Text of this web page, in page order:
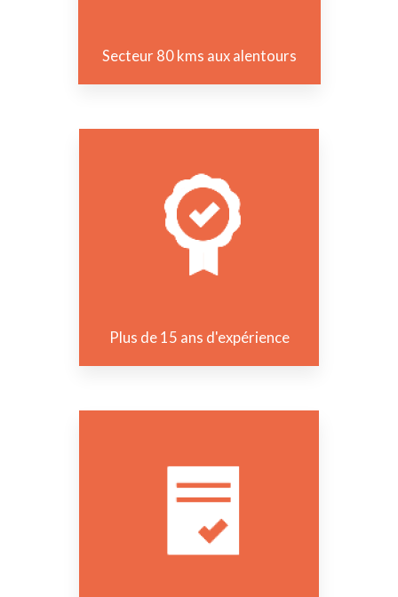
Secteur 80 kms aux alentours
Plus de 15 ans d'expérience